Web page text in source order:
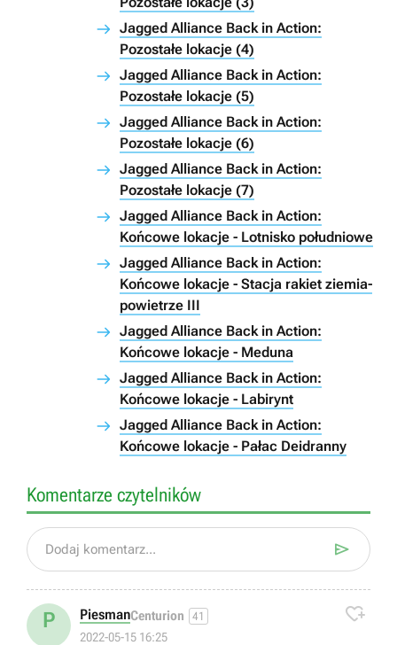
Jagged Alliance Back in Action:
Pozostałe lokacje (4)
Jagged Alliance Back in Action:
Pozostałe lokacje (5)
Jagged Alliance Back in Action:
Pozostałe lokacje (6)
Jagged Alliance Back in Action:
Pozostałe lokacje (7)
Jagged Alliance Back in Action:
Końcowe lokacje - Lotnisko południowe
Jagged Alliance Back in Action:
Końcowe lokacje - Stacja rakiet ziemia-
powietrze III
Jagged Alliance Back in Action:
Końcowe lokacje - Meduna
Jagged Alliance Back in Action:
Końcowe lokacje - Labirynt
Jagged Alliance Back in Action:
Końcowe lokacje - Pałac Deidranny
Komentarze czytelników
Dodaj komentarz... 
P PiesmanCenturion 41
2022-05-15 16:25
